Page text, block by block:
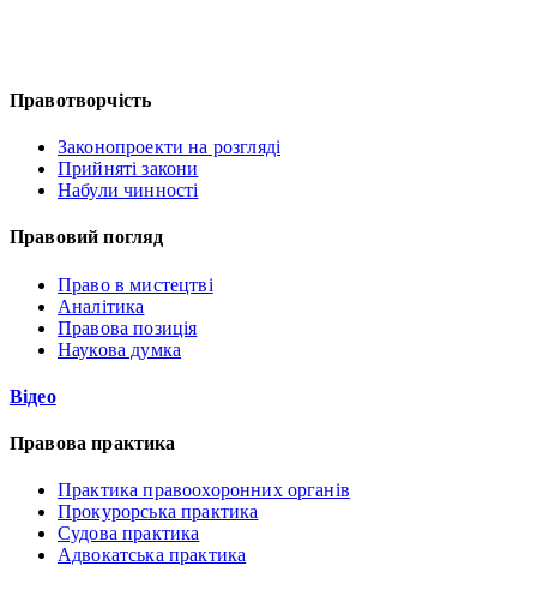
Правотворчість
Законопроекти на розгляді
Прийняті закони
Набули чинності
Правовий погляд
Право в мистецтві
Аналітика
Правова позиція
Наукова думка
Відео
Правова практика
Практика правоохоронних органів
Прокурорська практика
Судова практика
Адвокатська практика